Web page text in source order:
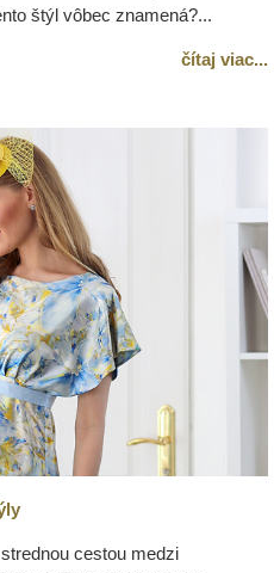
štýl vôbec znamená?...
čítaj viac...
cestou medzi